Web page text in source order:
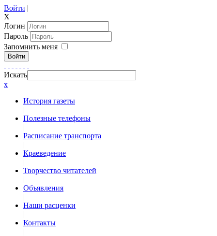
Войти |
X
Логин
Пароль
Запомнить меня
Войти
Искать
x
История газеты
|
Полезные телефоны
|
Расписание транспорта
|
Краеведение
|
Творчество читателей
|
Объявления
|
Наши расценки
|
Контакты
|